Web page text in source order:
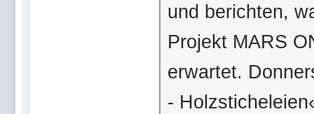
und berichten,
Projekt MARS
erwartet.
-